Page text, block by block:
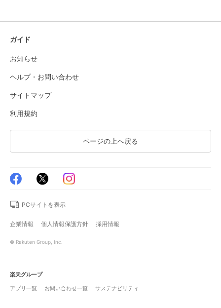
ガイド
お知らせ
ヘルプ・お問い合わせ
サイトマップ
利用規約
ページの上へ戻る
PCサイトを表示
企業情報 個人情報保護方針 採用情報
© Rakuten Group, Inc.
楽天グループ
アプリ一覧
お問い合わせ一覧 サステナビリティ